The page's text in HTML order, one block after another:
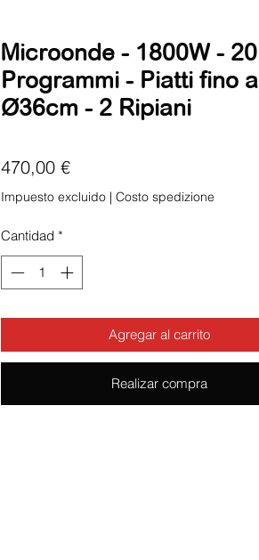
Microonde - 1800W - 20
Programmi - Piatti fino a
Ø36cm - 2 Ripiani
470,00 €Precio
Impuesto excluido | Costo spedizione
Cantidad *
Agregar al carrito
Realizar compra